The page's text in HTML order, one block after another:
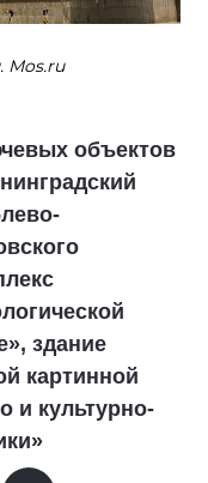
Mos.ru
объектов
здание
картинной
и культурно-